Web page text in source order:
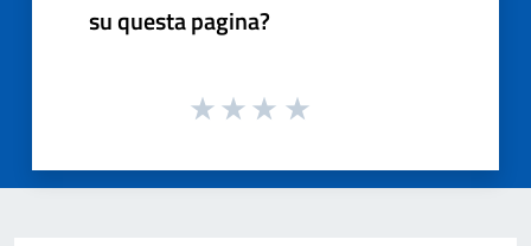
su questa pagina?